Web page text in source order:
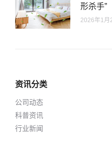
形杀手”
2026年1月
资讯分类
公司动态
科普资讯
行业新闻